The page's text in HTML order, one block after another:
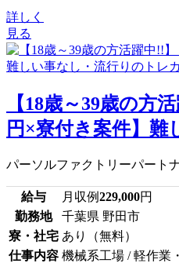
詳しく
見る
【18歳～39歳の方
円×寮付き案件】難
パーソルファクトリーパート
給与 月収例229,000円
勤務地
千葉県 野田市
寮・社宅 あり（無料）
仕事内容 機械系工場 / 軽作業